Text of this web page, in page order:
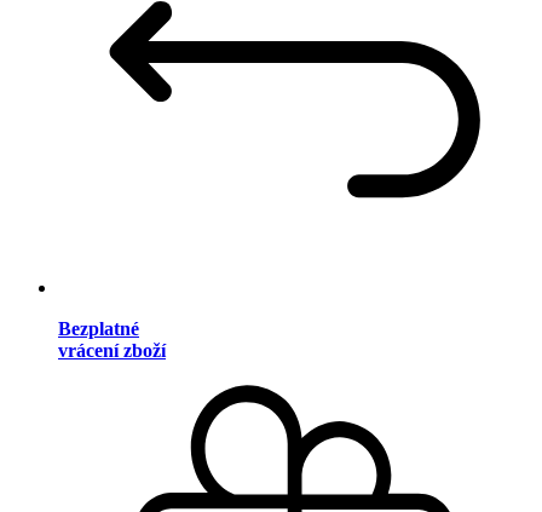
Bezplatné
vrácení zboží